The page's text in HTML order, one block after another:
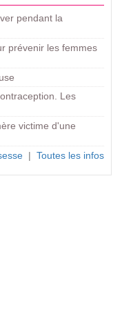
pendant la
prévenir les femmes
Les
victime d'une
| Toutes les infos